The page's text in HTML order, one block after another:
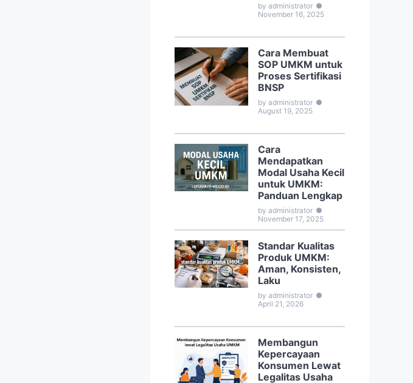
by administrator ●
November 16, 2025
Cara Membuat
SOP UMKM untuk
Proses Sertifikasi
BNSP
by administrator ●
August 19, 2025
Cara
Mendapatkan
Modal Usaha Kecil
untuk UMKM:
Panduan Lengkap
by administrator ●
November 17, 2025
Standar Kualitas
Produk UMKM:
Aman, Konsisten,
Laku
by administrator ●
April 21, 2026
Membangun
Kepercayaan
Konsumen Lewat
Legalitas Usaha